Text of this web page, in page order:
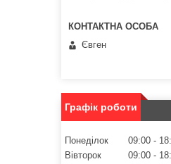
Євген
Графік роботи
Понеділок 09:00
Вівторок
09:00